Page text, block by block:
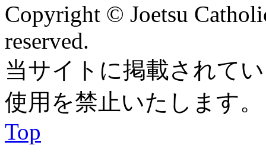
Copyright © Joetsu
reserved.
当サイトに掲載されて
使用を禁止いたします。
Top